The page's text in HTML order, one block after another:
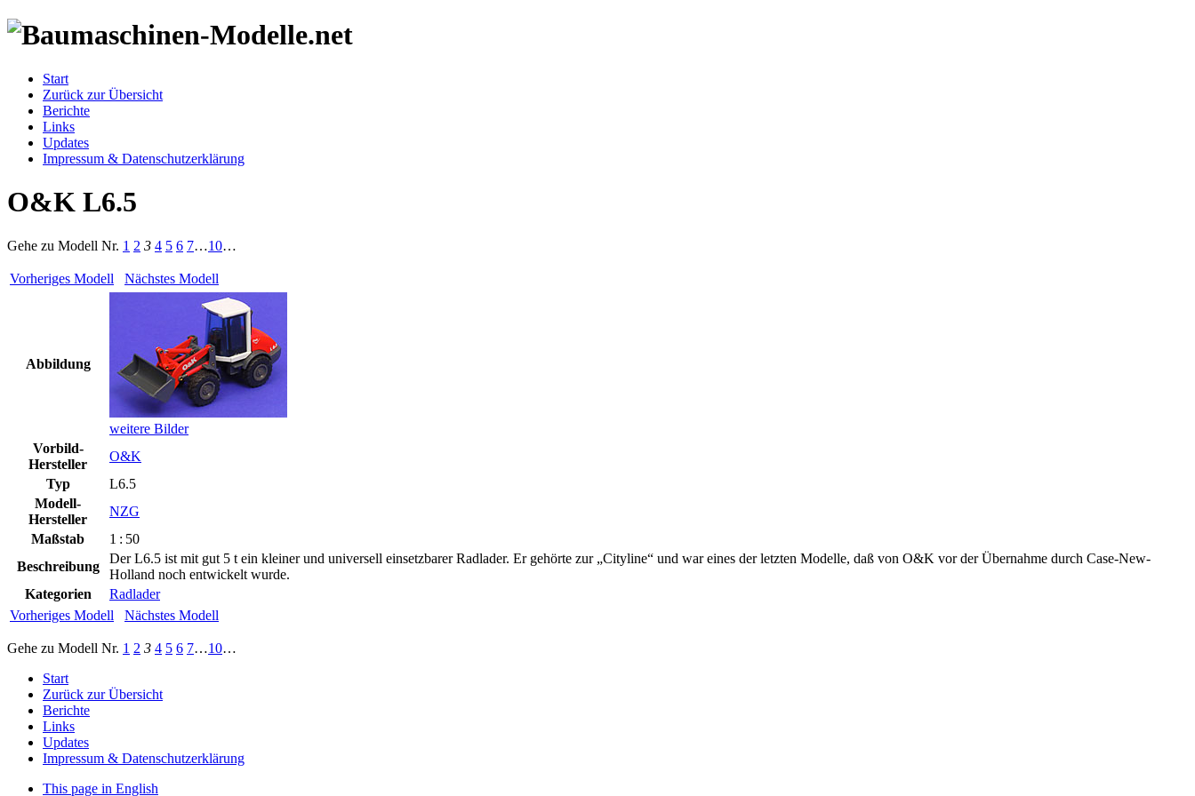
Start
Zurück zur Übersicht
Berichte
Links
Updates
Impressum & Datenschutzerklärung
O&K L6.5
Gehe zu Modell Nr. 1 2 3 4 5 6 7…10…
Vorheriges Modell Nächstes Modell
Abbildung
weitere Bilder
Vorbild-
Hersteller
O&K
Typ
L6.5
Modell-
Hersteller
NZG
Maßstab
1 : 50
Beschreibung
Der L6.5 ist mit gut 5 t ein kleiner und universell einsetzbarer Radlader. Er gehörte zur „Cityline“ und war eines der letzten Modelle, daß von O&K vor der Übernahme durch Case-New-
Holland noch entwickelt wurde.
Kategorien
Radlader
Vorheriges Modell
Nächstes Modell
Gehe zu Modell Nr. 1 2 3 4 5 6 7…10…
Start
Zurück zur Übersicht
Berichte
Links
Updates
Impressum & Datenschutzerklärung
This page in English